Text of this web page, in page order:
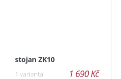
stojan ZK10
1 varianta 1 690 Kč